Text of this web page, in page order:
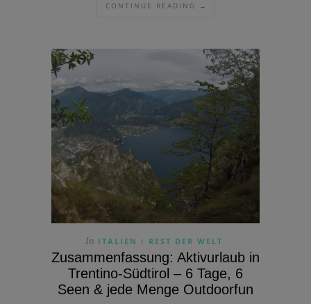
CONTINUE READING →
In ITALIEN / REST DER WELT
Zusammenfassung: Aktivurlaub in
Trentino-Südtirol – 6 Tage, 6
Seen & jede Menge Outdoorfun